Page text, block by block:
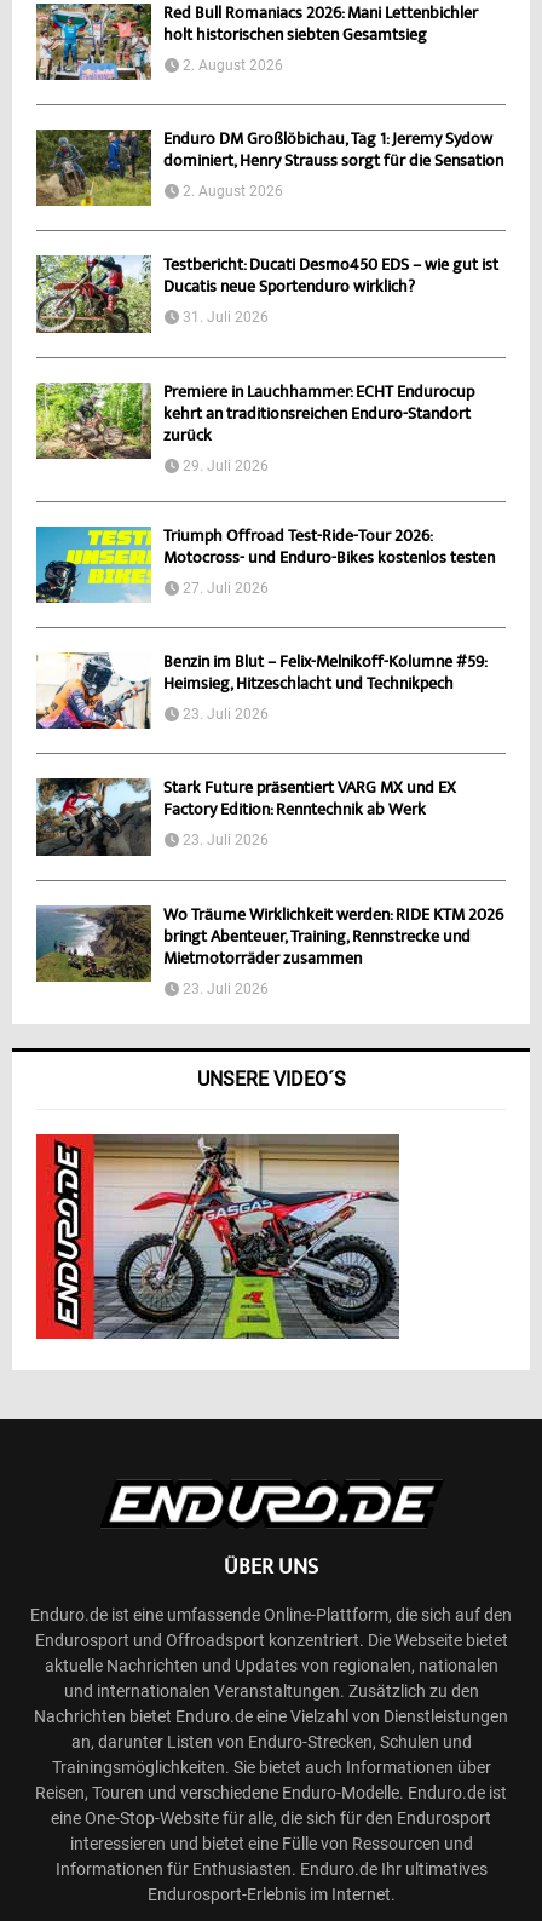
Red Bull Romaniacs 2026: Mani Lettenbichler
holt historischen siebten Gesamtsieg
2. August 2026
Enduro DM Großlöbichau, Tag 1: Jeremy Sydow
dominiert, Henry Strauss sorgt für die Sensation
2. August 2026
Testbericht: Ducati Desmo450 EDS – wie gut ist
Ducatis neue Sportenduro wirklich?
31. Juli 2026
Premiere in Lauchhammer: ECHT Endurocup
kehrt an traditionsreichen Enduro-Standort
zurück
29. Juli 2026
Triumph Offroad Test-Ride-Tour 2026:
Motocross- und Enduro-Bikes kostenlos testen
27. Juli 2026
Benzin im Blut – Felix-Melnikoff-Kolumne #59:
Heimsieg, Hitzeschlacht und Technikpech
23. Juli 2026
Stark Future präsentiert VARG MX und EX
Factory Edition: Renntechnik ab Werk
23. Juli 2026
Wo Träume Wirklichkeit werden: RIDE KTM 2026
bringt Abenteuer, Training, Rennstrecke und
Mietmotorräder zusammen
23. Juli 2026
UNSERE VIDEO´S
ÜBER UNS
Enduro.de ist eine umfassende Online-Plattform, die sich auf den
Endurosport und Offroadsport konzentriert. Die Webseite bietet
aktuelle Nachrichten und Updates von regionalen, nationalen
und internationalen Veranstaltungen. Zusätzlich zu den
Nachrichten bietet Enduro.de eine Vielzahl von Dienstleistungen
an, darunter Listen von Enduro-Strecken, Schulen und
Trainingsmöglichkeiten. Sie bietet auch Informationen über
Reisen, Touren und verschiedene Enduro-Modelle. Enduro.de ist
eine One-Stop-Website für alle, die sich für den Endurosport
interessieren und bietet eine Fülle von Ressourcen und
Informationen für Enthusiasten. Enduro.de Ihr ultimatives
Endurosport-Erlebnis im Internet.